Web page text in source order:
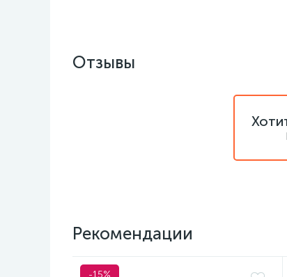
Отзывы
Рекомендации
-15%